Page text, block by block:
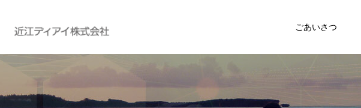
ごあいさつ